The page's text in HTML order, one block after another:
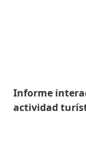
Informe
actividad